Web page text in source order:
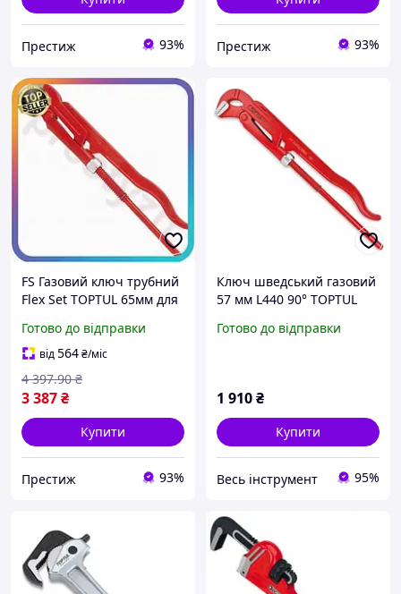
Престиж 93% Престиж 93%
FS Газовий ключ трубний
Flex Set TOPTUL 65мм для
інструмент для
трубопроводів та з'
SET18-F
Готово до відправки
від564₴/міс
3 387₴
4 397.90 ₴
Купити
Престиж 93%
Ключ шведський газовий
57 мм L440 90° TOPTUL
Готово до відправки
1 910₴
Купити
Весь інструмент 95%